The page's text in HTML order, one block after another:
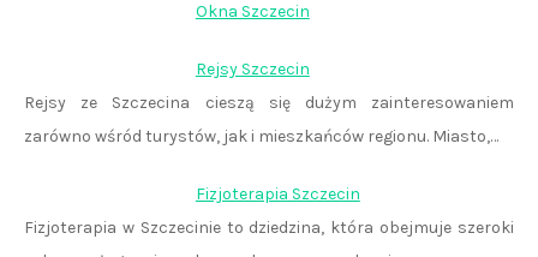
Okna Szczecin
Rejsy Szczecin
Rejsy ze Szczecina cieszą się dużym zainteresowaniem
zarówno wśród turystów, jak i mieszkańców regionu. Miasto,…
Fizjoterapia Szczecin
Fizjoterapia w Szczecinie to dziedzina, która obejmuje szeroki